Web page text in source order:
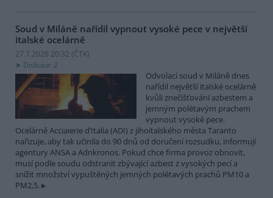
Soud v Miláně nařídil vypnout vysoké pece v největší
italské ocelárně
27.7.2026 20:32 (ČTK)
Diskuse: 2
Odvolací soud v Miláně dnes
nařídil největší italské ocelárně
kvůli znečišťování azbestem a
jemným polétavým prachem
vypnout vysoké pece.
Ocelárně Acciaierie d’Italia (ADI) z jihoitalského města Taranto
nařizuje, aby tak učinila do 90 dnů od doručení rozsudku, informují
agentury ANSA a Adnkronos. Pokud chce firma provoz obnovit,
musí podle soudu odstranit zbývající azbest z vysokých pecí a
snížit množství vypuštěných jemných polétavých prachů PM10 a
PM2,5.